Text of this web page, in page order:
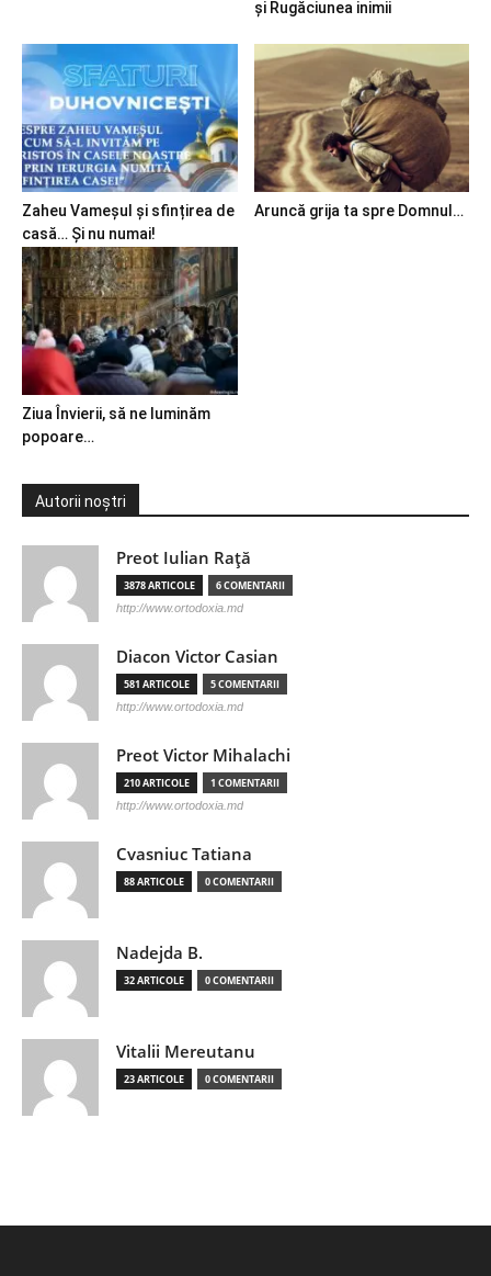
și Rugăciunea inimii
Zaheu Vameșul și sfințirea de
casă… Și nu numai!
Aruncă grija ta spre Domnul…
Ziua Învierii, să ne luminăm
popoare…
Autorii noștri
Preot Iulian Raţă
3878 ARTICOLE 6 COMENTARII
http://www.ortodoxia.md
Diacon Victor Casian
581 ARTICOLE 5 COMENTARII
http://www.ortodoxia.md
Preot Victor Mihalachi
210 ARTICOLE 1 COMENTARII
http://www.ortodoxia.md
Cvasniuc Tatiana
88 ARTICOLE 0 COMENTARII
Nadejda B.
32 ARTICOLE 0 COMENTARII
Vitalii Mereutanu
23 ARTICOLE 0 COMENTARII